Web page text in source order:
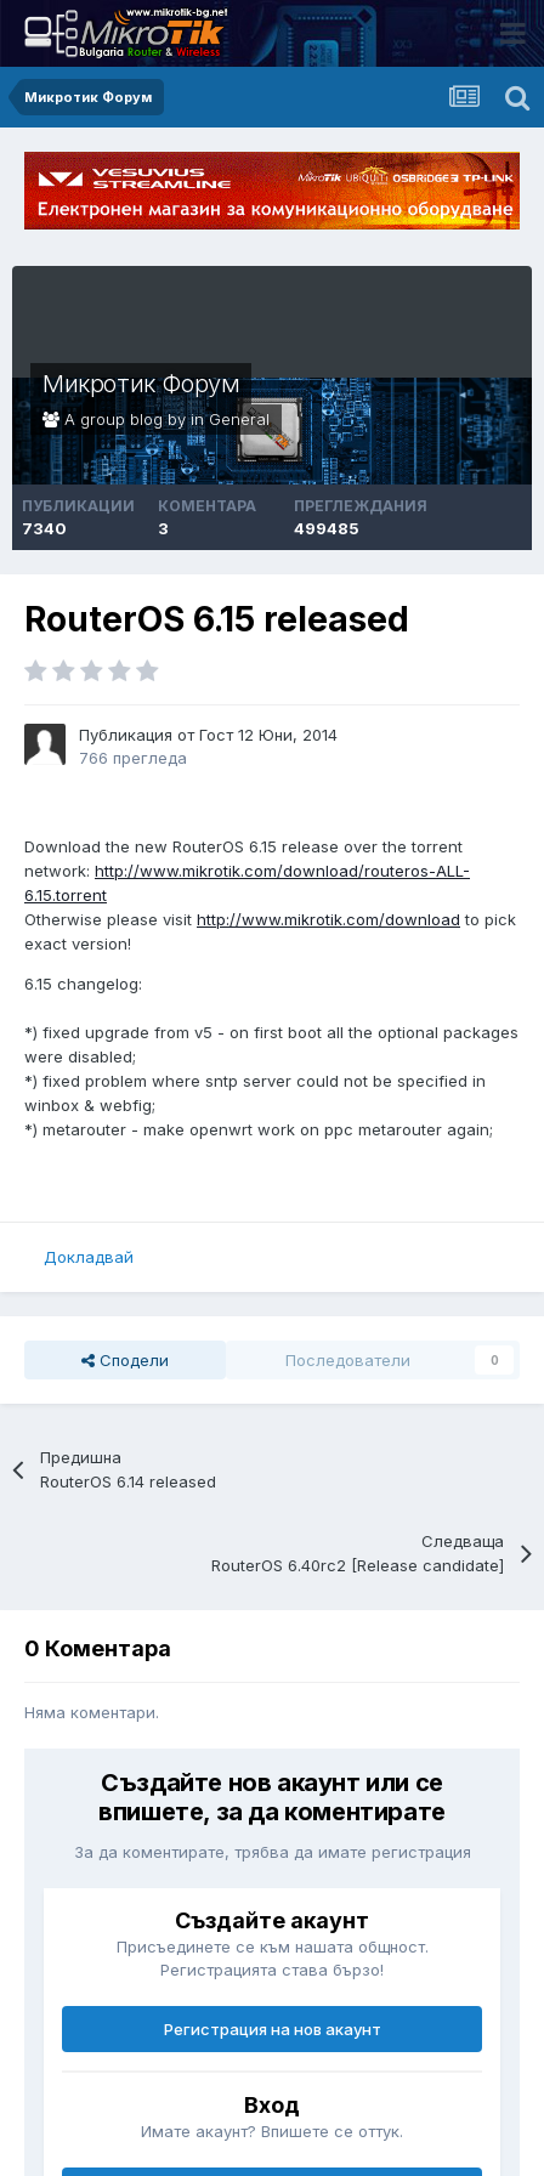
Микротик Форум
Микротик Форум
A group blog by inGeneral
ПУБЛИКАЦИИ
7340
КОМЕНТАРА
3
ПРЕГЛЕЖДАНИЯ
499485
RouterOS 6.15 released
Публикация от Гост12 Юни, 2014
766 прегледа
Download the new RouterOS 6.15 release over the torrent
network: http://www.mikrotik.com/download/routeros-ALL-
6.15.torrent
Otherwise please visit http://www.mikrotik.com/download to pick
exact version!
6.15 changelog:
*) fixed upgrade from v5 - on first boot all the optional packages
were disabled;
*) fixed problem where sntp server could not be specified in
winbox & webfig;
*) metarouter - make openwrt work on ppc metarouter again;
Докладвай
Сподели Последователи 0
Предишна
RouterOS 6.14 released
Следваща
RouterOS 6.40rc2 [Release candidate]
0 Коментара
Няма коментари.
Създайте нов акаунт или се
впишете, за да коментирате
За да коментирате, трябва да имате регистрация
Създайте акаунт
Присъединете се към нашата общност.
Регистрацията става бързо!
Регистрация на нов акаунт
Вход
Имате акаунт? Впишете се оттук.